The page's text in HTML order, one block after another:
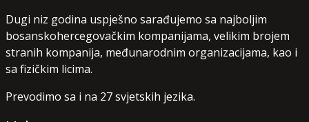
Dugi niz godina uspješno sarađujemo sa najboljim
bosanskohercegovačkim kompanijama, velikim brojem
stranih kompanija, međunarodnim organizacijama, kao i
sa fizičkim licima.
Prevodimo sa i na 27 svjetskih jezika.